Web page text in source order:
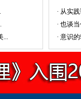
...
· 从实
· 也谈
· 意识